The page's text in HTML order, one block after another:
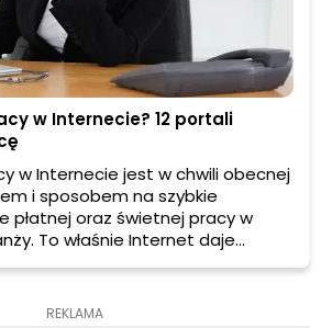
w Internecie? 12 portali
w Internecie jest w chwili obecnej
i sposobem na szybkie
płatnej oraz świetnej pracy w
To właśnie Internet daje
najlepszej oferty pracy,
lecz jedynie za pomocą
REKLAMA